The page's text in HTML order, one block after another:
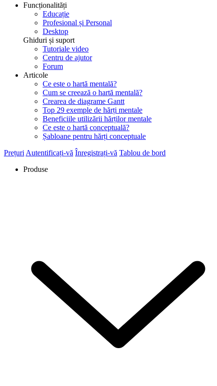
Funcționalități
Educație
Profesional și Personal
Desktop
Ghiduri și suport
Tutoriale video
Centru de ajutor
Forum
Articole
Ce este o hartă mentală?
Cum se creează o hartă mentală?
Crearea de diagrame Gantt
Top 29 exemple de hărți mentale
Beneficiile utilizării hărților mentale
Ce este o hartă conceptuală?
Șabloane pentru hărți conceptuale
Prețuri Autentificați-vă Înregistrați-vă Tablou de bord
Produse